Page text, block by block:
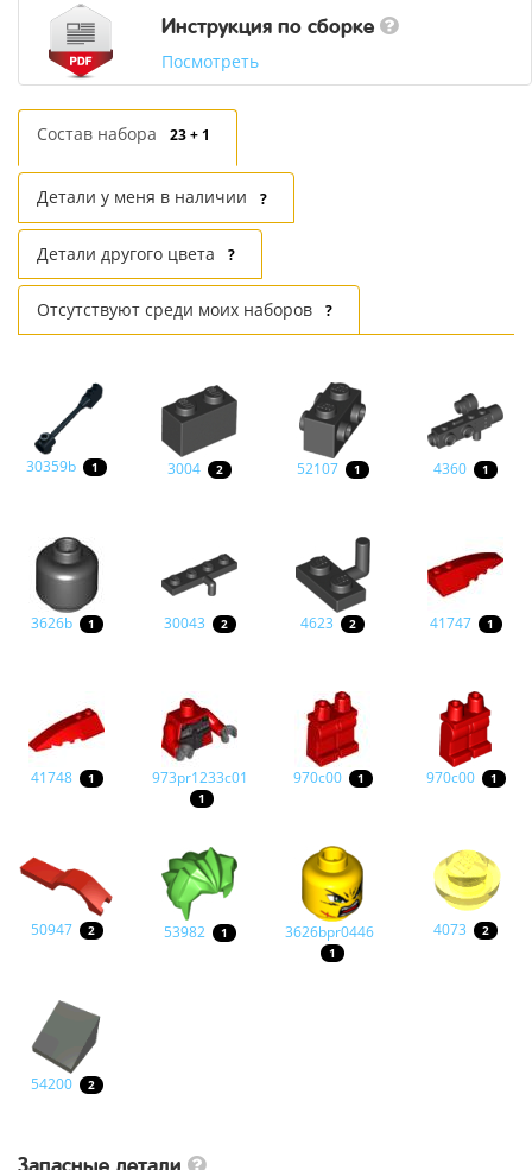
Инструкция по сборке
Посмотреть
Состав набора 23 + 1
Детали у меня в наличии ?
Детали другого цвета ?
Отсутствуют среди моих наборов ?
30359b 1 3004 2 52107 1 4360 1
3626b 1 30043 2 4623 2 41747 1
41748 1 973pr1233c01
1
970c00 1 970c00 1
50947 2 53982 1 3626bpr0446
1
4073 2
54200 2
Запасные детали